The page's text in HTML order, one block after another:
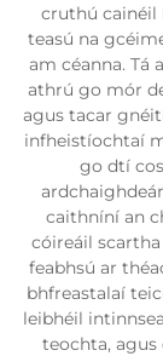
cruthú cainéil
teasú na
am céanna. Tá
athrú go mór
agus tacar
infheistíochtaí
go dtí
caithníní an
cóireáil
feabhsú ar
bhfreastalaí
leibhéil
teochta, agus